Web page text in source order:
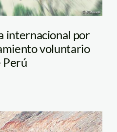
internacional por
voluntario
Perú